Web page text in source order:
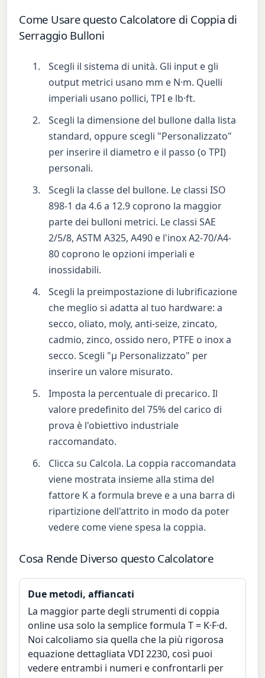
Come Usare questo Calcolatore di Coppia di
Serraggio Bulloni
Scegli il sistema di unità. Gli input e gli
output metrici usano mm e N·m. Quelli
imperiali usano pollici, TPI e lb·ft.
Scegli la dimensione del bullone dalla lista
standard, oppure scegli "Personalizzato"
per inserire il diametro e il passo (o TPI)
personali.
Scegli la classe del bullone. Le classi ISO
898-1 da 4.6 a 12.9 coprono la maggior
parte dei bulloni metrici. Le classi SAE
2/5/8, ASTM A325, A490 e l'inox A2-70/A4-
80 coprono le opzioni imperiali e
inossidabili.
Scegli la preimpostazione di lubrificazione
che meglio si adatta al tuo hardware: a
secco, oliato, moly, anti-seize, zincato,
cadmio, zinco, ossido nero, PTFE o inox a
secco. Scegli "μ Personalizzato" per
inserire un valore misurato.
Imposta la percentuale di precarico. Il
valore predefinito del 75% del carico di
prova è l'obiettivo industriale
raccomandato.
Clicca su Calcola. La coppia raccomandata
viene mostrata insieme alla stima del
fattore K a formula breve e a una barra di
ripartizione dell'attrito in modo da poter
vedere come viene spesa la coppia.
Cosa Rende Diverso questo Calcolatore
Due metodi, affiancati
La maggior parte degli strumenti di coppia
online usa solo la semplice formula T = K·F·d.
Noi calcoliamo sia quella che la più rigorosa
equazione dettagliata VDI 2230, così puoi
vedere entrambi i numeri e confrontarli per